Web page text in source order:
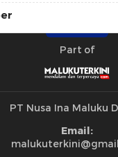
Part of
PT Nusa Ina Maluku
Email: